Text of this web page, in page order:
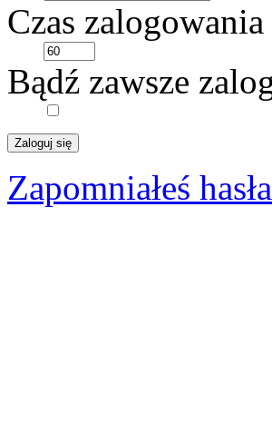
Czas
Bądź zawsze
Zapomniałeś